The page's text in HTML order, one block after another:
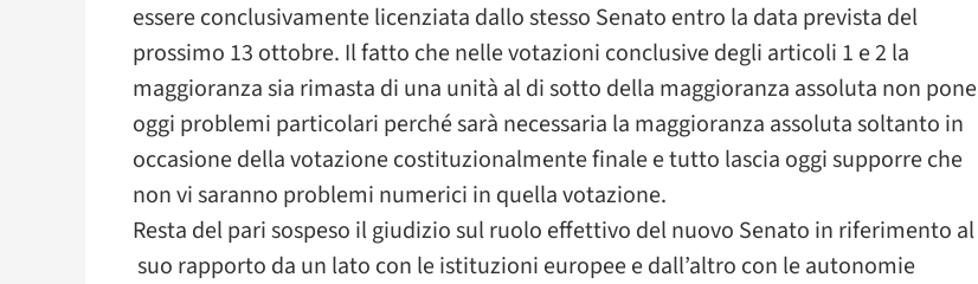
essere conclusivamente licenziata dallo stesso Senato entro la data prevista del
prossimo 13 ottobre. Il fatto che nelle votazioni conclusive degli articoli 1 e 2 la
maggioranza sia rimasta di una unità al di sotto della maggioranza assoluta non pone
oggi problemi particolari perché sarà necessaria la maggioranza assoluta soltanto in
occasione della votazione costituzionalmente finale e tutto lascia oggi supporre che
non vi saranno problemi numerici in quella votazione.
Resta del pari sospeso il giudizio sul ruolo effettivo del nuovo Senato in riferimento al
suo rapporto da un lato con le istituzioni europee e dall’altro con le autonomie